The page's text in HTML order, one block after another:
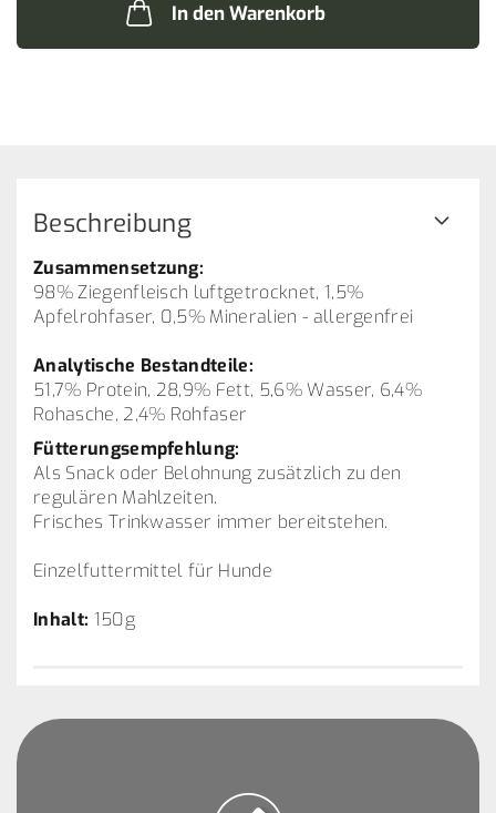
In den Warenkorb
Beschreibung
Zusammensetzung:
98% Ziegenfleisch luftgetrocknet, 1,5%
Apfelrohfaser, 0,5% Mineralien - allergenfrei
Analytische Bestandteile:
51,7% Protein, 28,9% Fett, 5,6% Wasser, 6,4%
Rohasche, 2,4% Rohfaser
Fütterungsempfehlung:
Als Snack oder Belohnung zusätzlich zu den
regulären Mahlzeiten.
Frisches Trinkwasser immer bereitstehen.
Einzelfuttermittel für Hunde
Inhalt: 150g